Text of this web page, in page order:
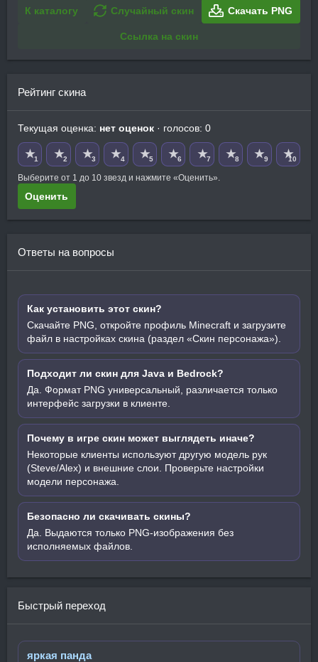
К каталогу Случайный скин Скачать PNG
Ссылка на скин
Рейтинг скина
Текущая оценка: нет оценок · голосов: 0
★1 ★2 ★3 ★4 ★5 ★6 ★7 ★8 ★9 ★10
Выберите от 1 до 10 звезд и нажмите «Оценить».
Оценить
Ответы на вопросы
Как установить этот скин?
Скачайте PNG, откройте профиль Minecraft и загрузите
файл в настройках скина (раздел «Скин персонажа»).
Подходит ли скин для Java и Bedrock?
Да. Формат PNG универсальный, различается только
интерфейс загрузки в клиенте.
Почему в игре скин может выглядеть иначе?
Некоторые клиенты используют другую модель рук
(Steve/Alex) и внешние слои. Проверьте настройки
модели персонажа.
Безопасно ли скачивать скины?
Да. Выдаются только PNG-изображения без
исполняемых файлов.
Быстрый переход
яркая панда